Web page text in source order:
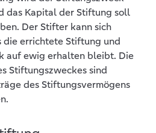
das Kapital der Stiftung soll
Der Stifter kann sich
die errichtete Stiftung und
auf ewig erhalten bleibt. Die
Stiftungszweckes sind
des Stiftungsvermögens